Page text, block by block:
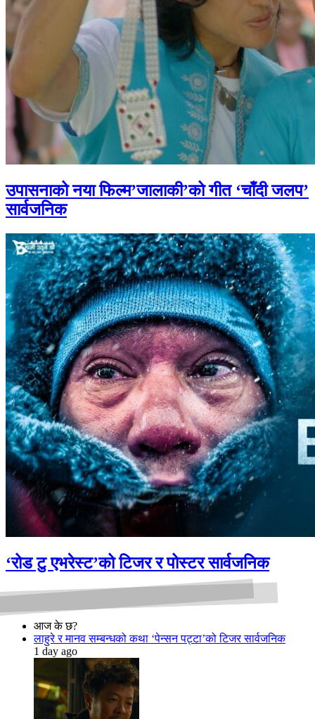
उपासनाको नया फिल्म’जालाकी’को गीत ‘चाँदी जलप’
सार्वजनिक
‘रोड टु एभरेस्ट’को टिजर र पोस्टर सार्वजनिक
आज के छ?
लाहुरे र मानव सम्बन्धको कथा ‘पेन्सन पट्टा’को टिजर सार्वजनिक
1 day ago